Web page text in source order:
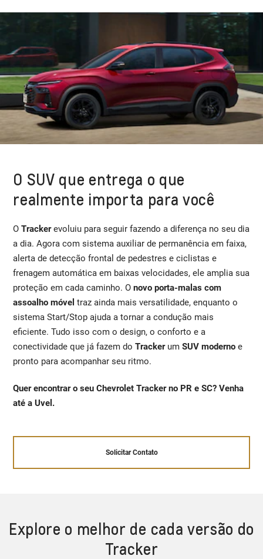
O SUV que entrega o que
realmente importa para você
OTrackerevoluiu para seguir fazendo a diferença no seu dia
a dia. Agora com sistema auxiliar de permanência em faixa,
alerta de detecção frontal de pedestres e ciclistas e
frenagem automática em baixas velocidades, ele amplia sua
proteção em cada caminho. Onovo porta-malas com
assoalho móvel traz ainda mais versatilidade, enquanto o
sistema Start/Stop ajuda a tornar a condução mais
eficiente. Tudo isso com o design, o conforto e a
conectividade que já fazem doTracker umSUV moderno e
pronto para acompanhar seu ritmo.
Quer encontrar o seu Chevrolet Tracker no PR e SC? Venha
até a Uvel.
Solicitar Contato
Explore o melhor de cada versão do
Tracker